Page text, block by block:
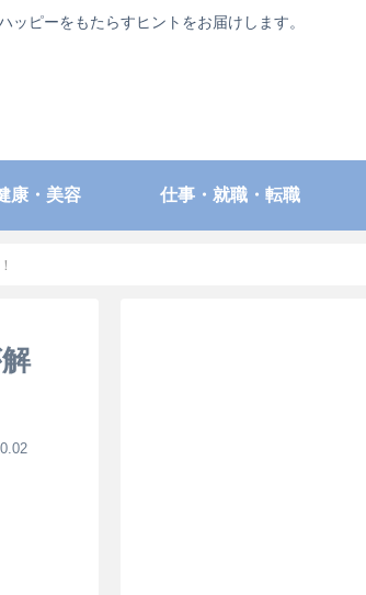
ピーをもたらすヒントをお届けします。
康・美容 仕事・就職・転職